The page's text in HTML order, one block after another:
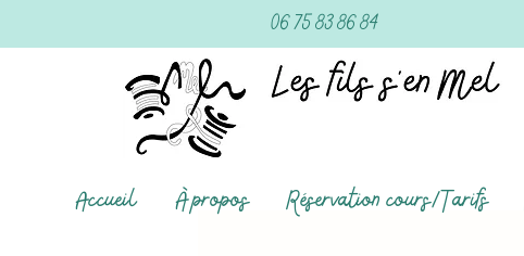
06 75 83 86 84
Accueil À propos Réservation cours/Tarifs